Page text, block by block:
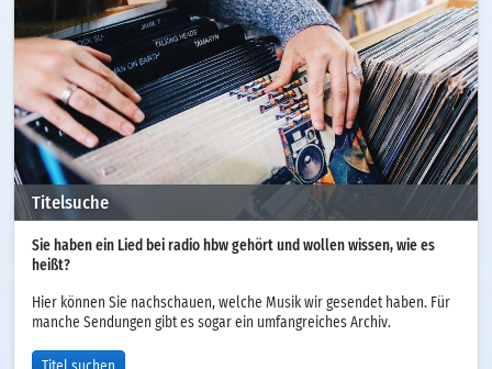
Titelsuche
Sie haben ein Lied bei radio hbw gehört und wollen wissen, wie es
heißt?
Hier können Sie nachschauen, welche Musik wir gesendet haben. Für
manche Sendungen gibt es sogar ein umfangreiches Archiv.